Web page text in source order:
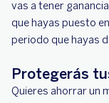
vas a tener
que hayas puesto
periodo que hayas
Protegerás
Quieres ahorrar un